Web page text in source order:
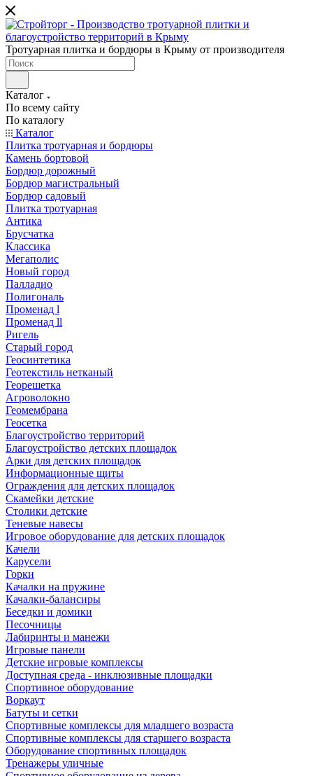
Тротуарная плитка и бордюры в Крыму от производителя
Каталог
По всему сайту
По каталогу
Каталог
Плитка тротуарная и бордюры
Камень бортовой
Бордюр дорожный
Бордюр магистральный
Бордюр садовый
Плитка тротуарная
Антика
Брусчатка
Классика
Мегаполис
Новый город
Палладио
Полигональ
Променад l
Променад ll
Ригель
Старый город
Геосинтетика
Геотекстиль нетканый
Георешетка
Агроволокно
Геомембрана
Геосетка
Благоустройство территорий
Благоустройство детских площадок
Арки для детских площадок
Информационные щиты
Ограждения для детских площадок
Скамейки детские
Столики детские
Теневые навесы
Игровое оборудование для детских площадок
Качели
Карусели
Горки
Качалки на пружине
Качалки-балансиры
Беседки и домики
Песочницы
Лабиринты и манежи
Игровые панели
Детские игровые комплексы
Доступная среда - инклюзивные площадки
Спортивное оборудование
Воркаут
Батуты и сетки
Спортивные комплексы для младшего возраста
Спортивные комплексы для старшего возраста
Оборудование спортивных площадок
Тренажеры уличные